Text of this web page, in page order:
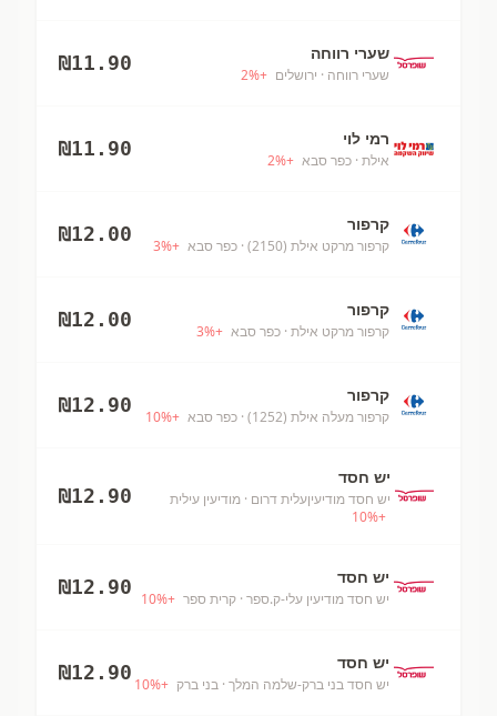
שערי רווחה
שערי רווחה · ירושלים +
2%
₪11.90
רמי לוי
אילת · כפר סבא +
2%
₪11.90
קרפור
קרפור מרקט אילת (2150) · כפר סבא +
3%
₪12.00
קרפור
קרפור מרקט אילת · כפר סבא +
3%
₪12.00
קרפור
קרפור מעלה אילת (1252) · כפר סבא +
10%
₪12.90
יש חסד
יש חסד מודיעיןעלית דרום · מודיעין עילית
+
10%
₪12.90
יש חסד
יש חסד מודיעין עלי-ק.ספר · קרית ספר +
10%
₪12.90
יש חסד
יש חסד בני ברק-שלמה המלך · בני ברק +
10%
₪12.90